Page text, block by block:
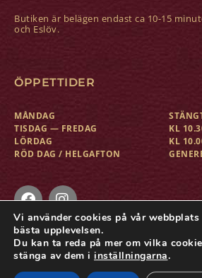
Butiken är belägen endast ca 10-15
och Eslöv.
ÖPPETTIDER
MÅNDAG
TISDAG — FREDAG
LÖRDAG
RÖD DAG / HELGAFTON
KL
KL
COPYRIGHT © MARIETORP RIDSPORT
KONTAKTKÖPVILLKORBYTEN OCH RETURER
Vi använder cookies på vår
bästa upplevelsen.
Du kan ta reda på mer om vilka
stänga av dem i inställningarna.